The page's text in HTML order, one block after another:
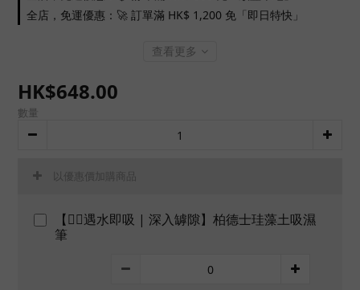
全店，免運優惠：🚀 訂單滿 HK$ 1,200 免「即日特快」
查看更多
HK$648.00
數量
以優惠價加購商品
【👍🏻遇水即吸 | 深入罅隙】柏德士珪藻土吸濕
筆